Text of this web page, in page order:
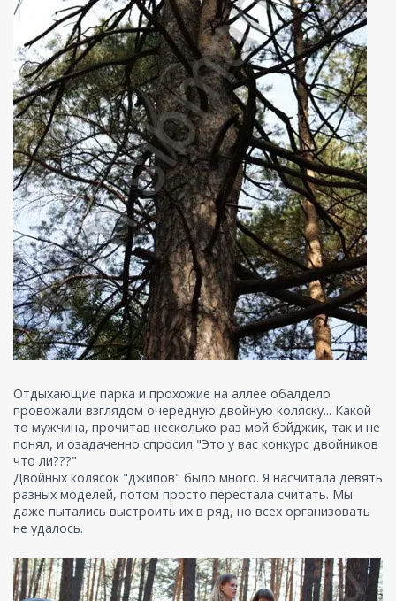
Отдыхающие парка и прохожие на аллее обалдело
провожали взглядом очередную двойную коляску... Какой-
то мужчина, прочитав несколько раз мой бэйджик, так и не
понял, и озадаченно спросил "Это у вас конкурс двойников
что ли???"
Двойных колясок "джипов" было много. Я насчитала девять
разных моделей, потом просто перестала считать. Мы
даже пытались выстроить их в ряд, но всех организовать
не удалось.